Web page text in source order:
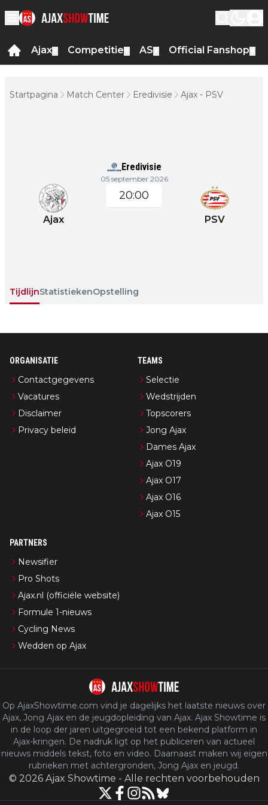
Ajax Competitie AS Official Fanshop
Startpagina Match Center Eredivisie Ajax - PSV
Eredivisie
05 september 2026
Ajax
20:00
PSV
TijdlijnStatistiekenOpstelling
ORGANISATIE
Contactgegevens
Vacatures
Disclaimer
Privacy beleid
TEAMS
Selectie
Wedstrijden
Topscorers
Jong Ajax
Dames Ajax
Ajax O19
Ajax O17
Ajax O16
Ajax O15
PARTNERS
Newsifier
Pro Shots
Ajax.nl (officiële website)
Formule 1-nieuws
Cycling News
Wedden op Ajax
Op AjaxShowtime.com vind je dagelijks het laatste nieuws over
Ajax, Jong Ajax en de jeugdopleiding van Ajax. Ajax Showtime is
in de loop der jaren uitgegroeid tot een bekend platform in
Ajax-kringen. De nadruk ligt op het publiceren van actueel
nieuws middels tekst, foto en video. Daarnaast maken wij eigen
rubrieken met achtergronden, Jong Ajax en jeugd.
© 2026 Ajax Showtime - Alle rechten voorbehouden